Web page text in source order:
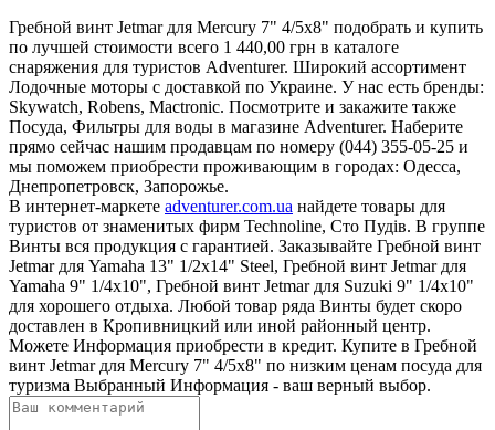
Гребной винт Jetmar для Mercury 7" 4/5x8" подобрать и купить
по лучшей стоимости всего 1 440,00 грн в каталоге
снаряжения для туристов Adventurer. Широкий ассортимент
Лодочные моторы с доставкой по Украине. У нас есть бренды:
Skywatch, Robens, Mactronic. Посмотрите и закажите также
Посуда, Фильтры для воды в магазине Adventurer. Наберите
прямо сейчас нашим продавцам по номеру (044) 355-05-25 и
мы поможем приобрести проживающим в городах: Одесса,
Днепропетровск, Запорожье.
В интернет-маркете adventurer.com.ua найдете товары для
туристов от знаменитых фирм Technoline, Сто Пудів. В группе
Винты вся продукция с гарантией. Заказывайте Гребной винт
Jetmar для Yamaha 13" 1/2x14" Steel, Гребной винт Jetmar для
Yamaha 9" 1/4x10", Гребной винт Jetmar для Suzuki 9" 1/4x10"
для хорошего отдыха. Любой товар ряда Винты будет скоро
доставлен в Кропивницкий или иной районный центр.
Можете Информация приобрести в кредит. Купите в Гребной
винт Jetmar для Mercury 7" 4/5x8" по низким ценам посуда для
туризма Выбранный Информация - ваш верный выбор.